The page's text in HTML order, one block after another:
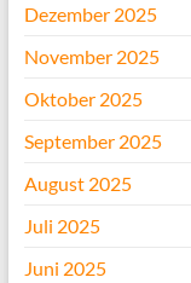
Dezember 2025
November 2025
Oktober 2025
September 2025
August 2025
Juli 2025
Juni 2025